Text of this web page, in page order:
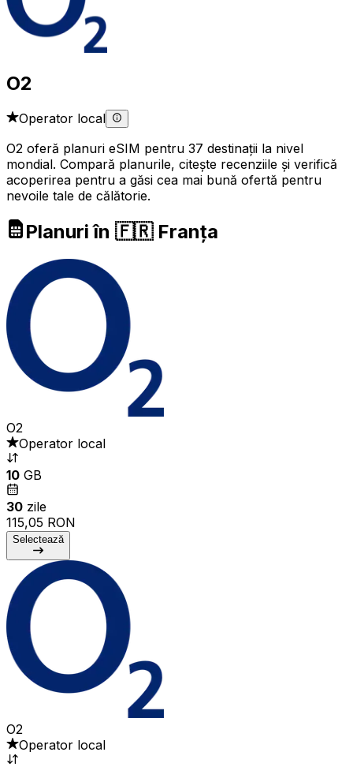
O2
Operator local
O2 oferă planuri eSIM pentru 37 destinații la nivel
mondial. Compară planurile, citește recenziile și verifică
acoperirea pentru a găsi cea mai bună ofertă pentru
nevoile tale de călătorie.
Planuri în 🇫🇷 Franța
O2
Operator local
10 GB
30 zile
115,05 RON
Selectează
O2
Operator local